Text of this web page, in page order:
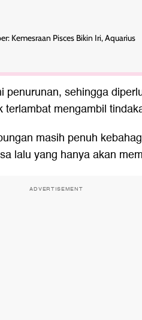
Kemesraan Pisces Bikin Iri, Aquarius
penurunan, sehingga
terlambat mengambil
masih penuh
lalu yang hanya akan
ADVERTISEMENT